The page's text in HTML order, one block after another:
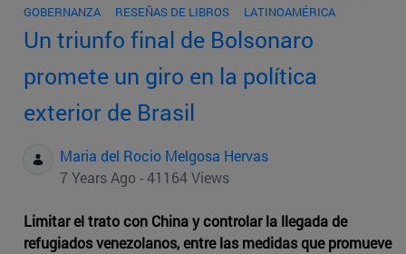
GOBERNANZA
RESEÑAS DE LIBROS LATINOAMÉRICA
Un triunfo final de Bolsonaro
promete un giro en la política
exterior de Brasil
Maria del Rocio Melgosa Hervas
7 Years Ago - 41164 Views
Limitar el trato con China y controlar la llegada de
refugiados venezolanos, entre las medidas que promueve